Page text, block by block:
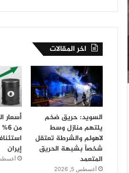
اخر المقالات
السويد: حريق ضخم
يلتهم منازل وسط
لاهولم والشرطة تعتقل
شخصاً بشبهة الحريق
المتعمد
أغسطس 5, 2026
أسعار
إيران
أغسطس 3,